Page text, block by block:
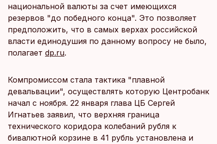
национальной валюты за счет имеющихся
резервов "до победного конца". Это позволяет
предположить, что в самых верхах российской
власти единодушия по данному вопросу не было,
полагает dp.ru.
Компромиссом стала тактика "плавной
девальвации", осуществлять которую Центробанк
начал с ноября. 22 января глава ЦБ Сергей
Игнатьев заявил, что верхняя граница
технического коридора колебаний рубля к
бивалютной корзине в 41 рубль установлена и